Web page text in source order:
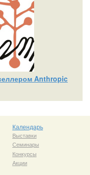
Anthropic
Календарь
Выставки
Семинары
Конкурсы
Акции